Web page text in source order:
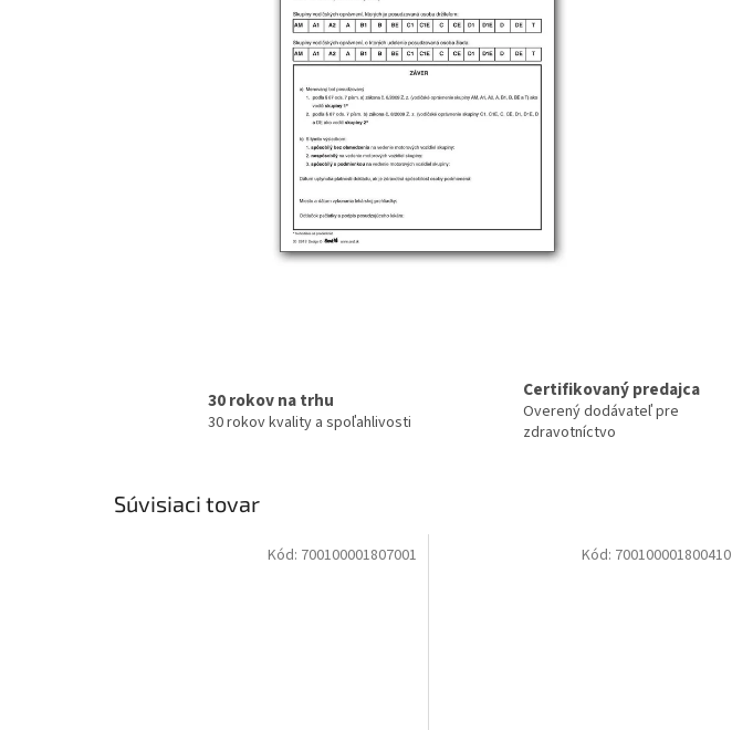
30 rokov na trhu
30 rokov kvality a spoľahlivosti
Certifikovaný predajca
Overený dodávateľ pre
zdravotníctvo
Súvisiaci tovar
Kód: 700100001807001 Kód: 700100001800410